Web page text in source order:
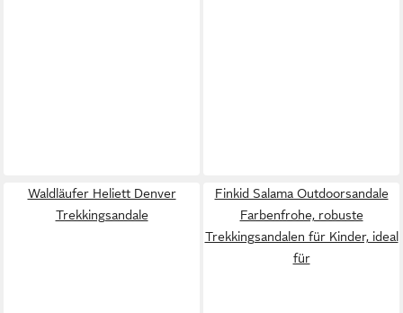
Waldläufer Heliett Denver
Trekkingsandale
Finkid Salama Outdoorsandale
Farbenfrohe, robuste
Trekkingsandalen für Kinder, ideal
für